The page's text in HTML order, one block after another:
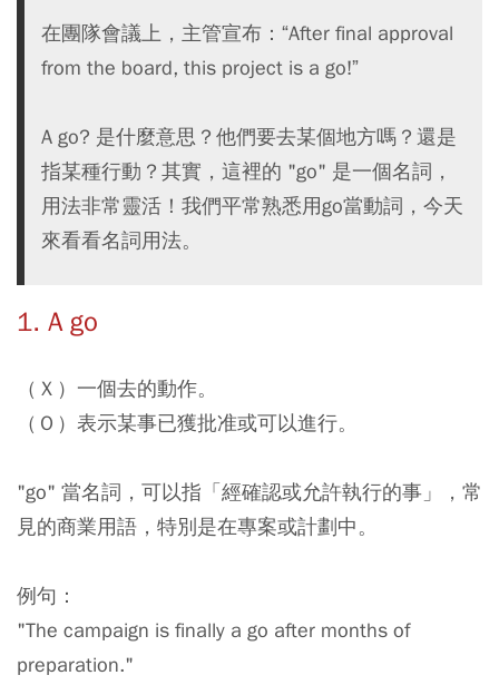
在團隊會議上，主管宣布：“After final approval
from the board, this project is a go!”
A go? 是什麼意思？他們要去某個地方嗎？還是
指某種行動？其實，這裡的 "go" 是一個名詞，
用法非常靈活！我們平常熟悉用go當動詞，今天
來看看名詞用法。
1. A go
（Ｘ）一個去的動作。
（Ｏ）表示某事已獲批准或可以進行。
"go" 當名詞，可以指「經確認或允許執行的事」，常
見的商業用語，特別是在專案或計劃中。
例句：
"The campaign is finally a go after months of
preparation."